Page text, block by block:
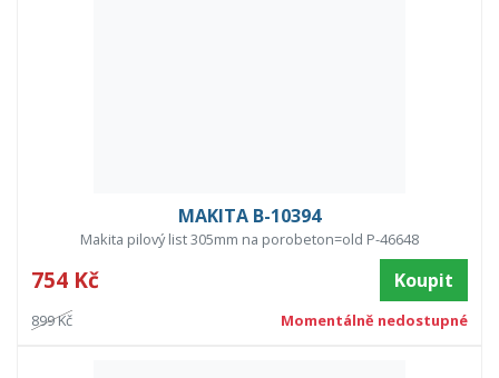
MAKITA B-10394
Makita pilový list 305mm na porobeton=old P-46648
754 Kč Koupit
899 Kč Momentálně nedostupné